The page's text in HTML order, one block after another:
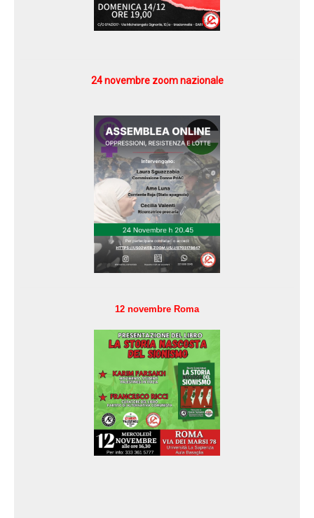
24 novembre zoom nazionale
12 novembre Roma